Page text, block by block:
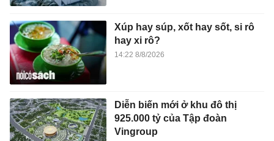
Xúp hay súp, xốt hay sốt, si rô
hay xi rô?
14:22 8/8/2026
Diễn biến mới ở khu đô thị
925.000 tỷ của Tập đoàn
Vingroup